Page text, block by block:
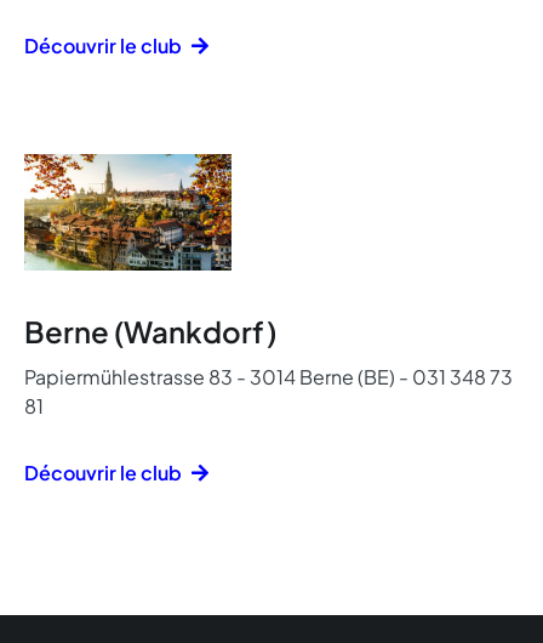
Découvrir le club
Berne (Wankdorf)
Papiermühlestrasse 83 - 3014 Berne (BE) - 031 348 73
81
Découvrir le club